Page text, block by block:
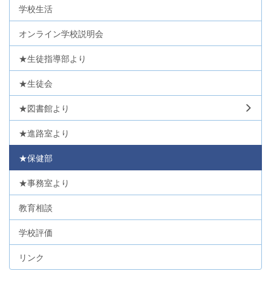
学校生活
オンライン学校説明会
★生徒指導部より
★生徒会
★図書館より
★進路室より
★保健部
★事務室より
教育相談
学校評価
リンク